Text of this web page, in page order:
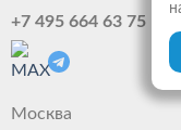
+7 495 664 63 75
Москва